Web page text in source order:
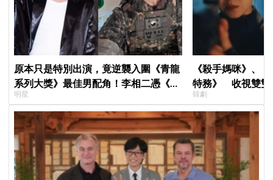
原本只是特別出演，竟逆襲入圍《青龍
系列大獎》最佳男配角！李相二憑《菜
鳥伙房兵》黃錫浩寫下「最強特別出
演」傳奇
明星
《殺手媽咪》、
特務》 收視雙雙
高！
韓劇